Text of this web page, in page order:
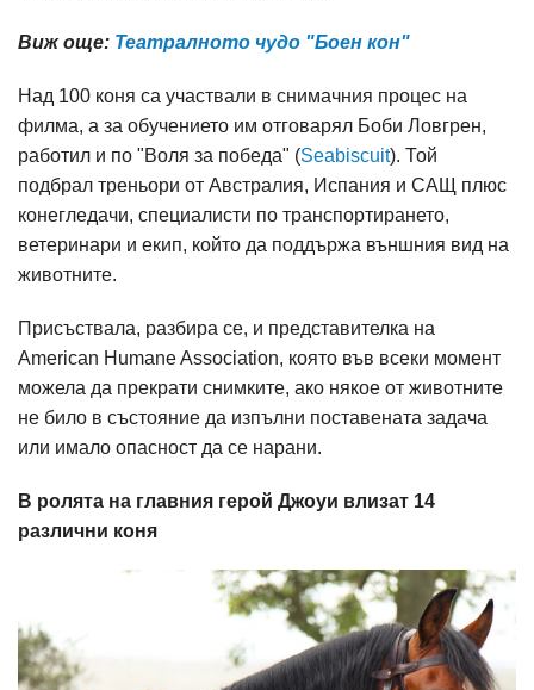
Виж още: Театралното чудо "Боен кон"
Над 100 коня са участвали в снимачния процес на
филма, а за обучението им отговарял Боби Ловгрен,
работил и по "Воля за победа" (Seabiscuit). Той
подбрал треньори от Австралия, Испания и САЩ плюс
конегледачи, специалисти по транспортирането,
ветеринари и екип, който да поддържа външния вид на
животните.
Присъствала, разбира се, и представителка на
American Humane Association, която във всеки момент
можела да прекрати снимките, ако някое от животните
не било в състояние да изпълни поставената задача
или имало опасност да се нарани.
В ролята на главния герой Джоуи влизат 14
различни коня